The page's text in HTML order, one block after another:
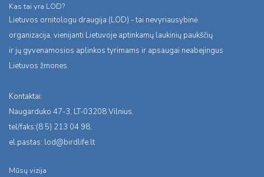
Kas tai yra LOD?
Lietuvos ornitologu draugija (LOD) - tai nevyriausybinė
organizacija, vienijanti Lietuvoje aptinkamų laukinių paukščių
ir jų gyvenamosios aplinkos tyrimams ir apsaugai neabejingus
Lietuvos žmones.
Kontaktai:
Naugarduko 47-3, LT-03208 Vilnius,
tel/faks:(8 5) 213 04 98,
el.pastas: lod@birdlife.lt
Mūsų vizija